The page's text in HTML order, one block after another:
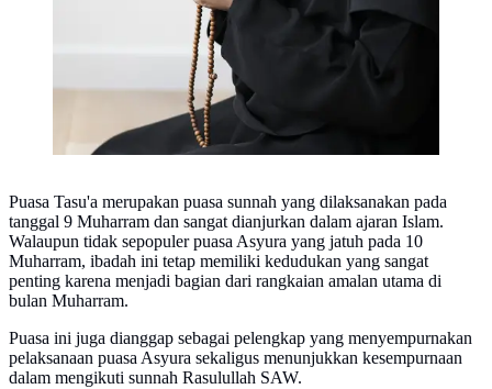
Puasa Tasu'a merupakan puasa sunnah yang dilaksanakan pada
tanggal 9 Muharram dan sangat dianjurkan dalam ajaran Islam.
Walaupun tidak sepopuler puasa Asyura yang jatuh pada 10
Muharram, ibadah ini tetap memiliki kedudukan yang sangat
penting karena menjadi bagian dari rangkaian amalan utama di
bulan Muharram.
Puasa ini juga dianggap sebagai pelengkap yang menyempurnakan
pelaksanaan puasa Asyura sekaligus menunjukkan kesempurnaan
dalam mengikuti sunnah Rasulullah SAW.